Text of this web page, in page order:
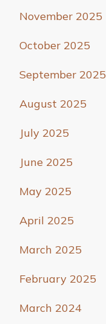
November 2025
October 2025
September 2025
August 2025
July 2025
June 2025
May 2025
April 2025
March 2025
February 2025
March 2024